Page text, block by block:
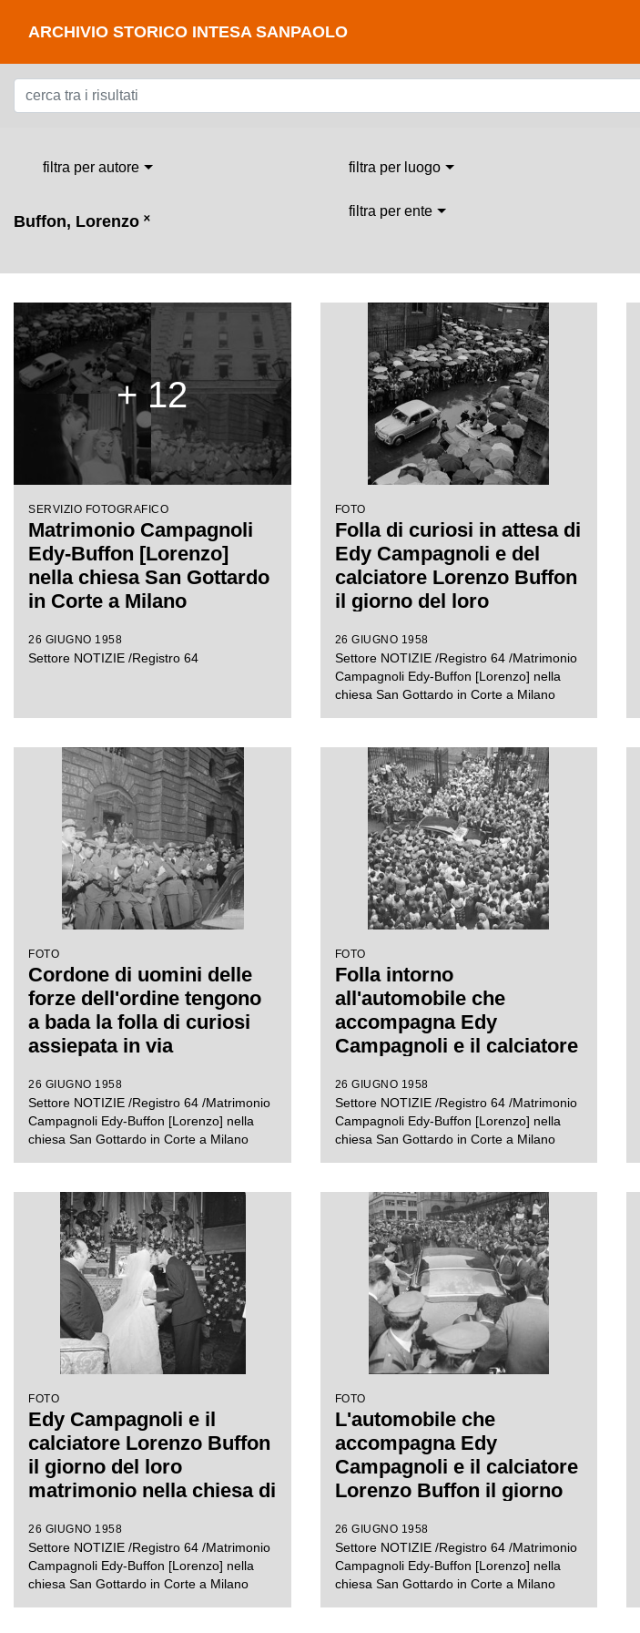
ARCHIVIO STORICO INTESA SANPAOLO
filtra per autore filtra per luogo
Buffon, Lorenzo ˟
filtra per ente
+ 12
SERVIZIO FOTOGRAFICO
Matrimonio Campagnoli
Edy-Buffon [Lorenzo]
nella chiesa San Gottardo
in Corte a Milano
26 GIUGNO 1958
Settore NOTIZIE /Registro 64
FOTO
Folla di curiosi in attesa di
Edy Campagnoli e del
calciatore Lorenzo Buffon
il giorno del loro
chiesa di San Gottardo in
Corte, a Milano
26 GIUGNO 1958
Settore NOTIZIE /Registro 64 /Matrimonio
Campagnoli Edy-Buffon [Lorenzo] nella
chiesa San Gottardo in Corte a Milano
FOTO
Cordone di uomini delle
forze dell'ordine tengono
a bada la folla di curiosi
assiepata in via
Milano, in attesa di Edy
Campagnoli e del
calciatore Lorenzo Buffon
il giorno del loro
matrimonio nella chiesa di
San Gottardo in Corte
26 GIUGNO 1958
Settore NOTIZIE /Registro 64 /Matrimonio
Campagnoli Edy-Buffon [Lorenzo] nella
chiesa San Gottardo in Corte a Milano
FOTO
Folla intorno
all'automobile che
accompagna Edy
Campagnoli e il calciatore
del loro matrimonio che si
è appena celebrato nella
chiesa di San Gottardo in
Corte a Milano
26 GIUGNO 1958
Settore NOTIZIE /Registro 64 /Matrimonio
Campagnoli Edy-Buffon [Lorenzo] nella
chiesa San Gottardo in Corte a Milano
FOTO
Edy Campagnoli e il
calciatore Lorenzo Buffon
il giorno del loro
matrimonio nella chiesa di
Milano
26 GIUGNO 1958
Settore NOTIZIE /Registro 64 /Matrimonio
Campagnoli Edy-Buffon [Lorenzo] nella
chiesa San Gottardo in Corte a Milano
FOTO
L'automobile che
accompagna Edy
Campagnoli e il calciatore
Lorenzo Buffon il giorno
celebrato nella chiesa di
San Gottardo in Corte a
Milano, circondata da una
folla di curiosi
26 GIUGNO 1958
Settore NOTIZIE /Registro 64 /Matrimonio
Campagnoli Edy-Buffon [Lorenzo] nella
chiesa San Gottardo in Corte a Milano